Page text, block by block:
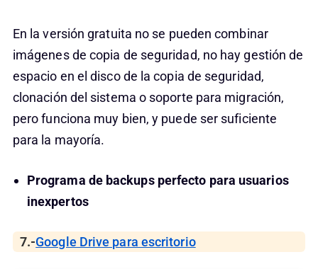
En la versión gratuita no se pueden combinar
imágenes de copia de seguridad, no hay gestión de
espacio en el disco de la copia de seguridad,
clonación del sistema o soporte para migración,
pero funciona muy bien, y puede ser suficiente
para la mayoría.
Programa de backups perfecto para usuarios
inexpertos
7.-Google Drive para escritorio